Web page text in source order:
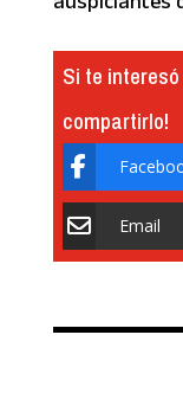
Si te
compartirlo!
Email